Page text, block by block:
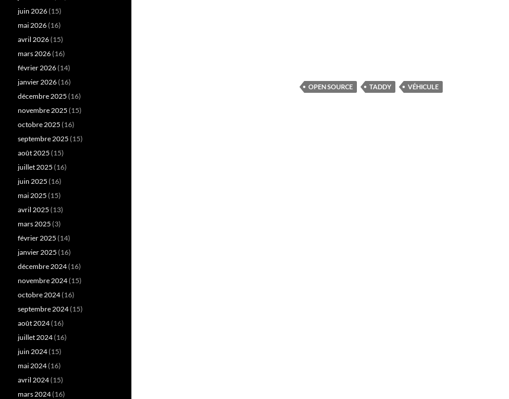
OPEN SOURCE TADDY VÉHICULE
juin 2026(15)
mai 2026(16)
avril 2026(15)
mars 2026(16)
février 2026(14)
janvier 2026(16)
décembre 2025 (16)
novembre 2025 (15)
octobre 2025 (16)
septembre 2025 (15)
août 2025 (15)
juillet 2025 (16)
juin 2025 (16)
mai 2025 (15)
avril 2025 (13)
mars 2025 (3)
février 2025 (14)
janvier 2025 (16)
décembre 2024(16)
novembre 2024(15)
octobre 2024(16)
septembre 2024(15)
août 2024(16)
juillet 2024(16)
juin 2024(15)
mai 2024(16)
avril 2024(15)
mars 2024(16)